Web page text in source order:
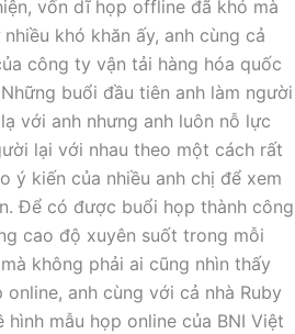
vốn dĩ họp offline đã khó mà
khó khăn ấy, anh cùng cả
công ty vận tải hàng hóa quốc
buổi đầu tiên anh làm người
với anh nhưng anh luôn nỗ lực
lại với nhau theo một cách rất
ý kiến của nhiều anh chị để xem
Để có được buổi họp thành công
cao độ xuyên suốt trong mỗi
không phải ai cũng nhìn thấy
anh cùng với cả nhà Ruby
mẫu họp online của BNI Việt